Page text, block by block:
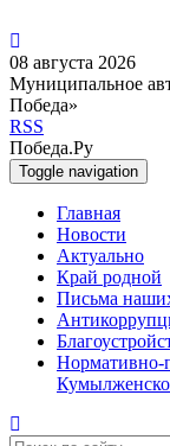
08 августа 2026
Муниципальное
Победа»
RSS
Победа.Ру
Toggle navigation
Главная
Новости
Актуально
Край родной
Письма
Нормативно-